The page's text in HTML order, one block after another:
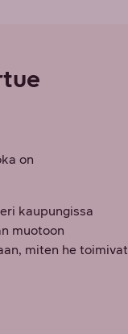
on
kaupungissa
muotoon
miten he toimivat